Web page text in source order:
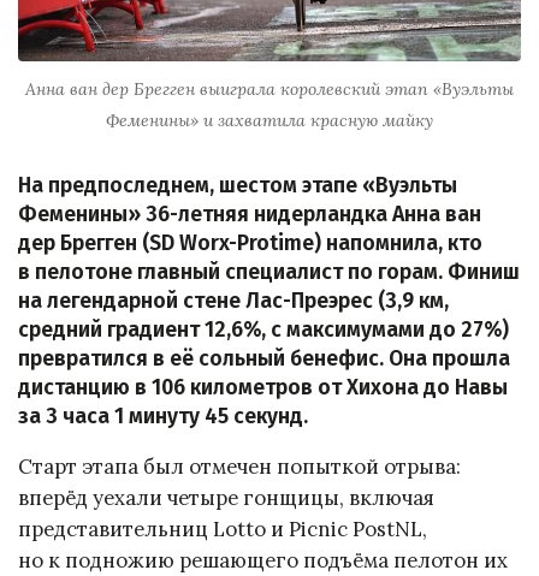
Анна ван дер Брегген выиграла королевский этап «Вуэльты
Феменины» и захватила красную майку
На предпоследнем, шестом этапе «Вуэльты
Феменины» 36-летняя нидерландка Анна ван
дер Брегген (SD Worx-Protime) напомнила, кто
в пелотоне главный специалист по горам. Финиш
на легендарной стене Лас-Преэрес (3,9 км,
средний градиент 12,6%, с максимумами до 27%)
превратился в её сольный бенефис. Она прошла
дистанцию в 106 километров от Хихона до Навы
за 3 часа 1 минуту 45 секунд.
Старт этапа был отмечен попыткой отрыва:
вперёд уехали четыре гонщицы, включая
представительниц Lotto и Picnic PostNL,
но к подножию решающего подъёма пелотон их